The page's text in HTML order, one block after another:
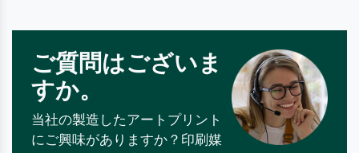
ご質問はございま
すか。
当社の製造したアートプリント
にご興味がありますか？印刷媒